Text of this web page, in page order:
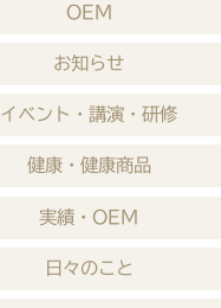
OEM
お知らせ
イベント・講演・研修
健康・健康商品
実績・OEM
日々のこと